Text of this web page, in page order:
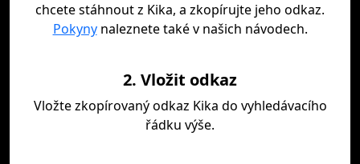
chcete stáhnout z Kika, a zkopírujte jeho odkaz.
Pokynynaleznete také v našich návodech.
2. Vložit odkaz
Vložte zkopírovaný odkaz Kika do vyhledávacího
řádku výše.